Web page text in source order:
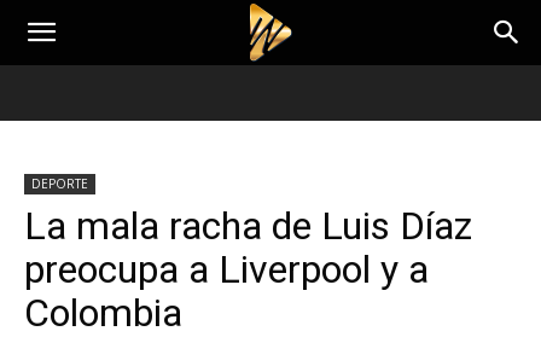
DEPORTE
La mala racha de Luis Díaz
preocupa a Liverpool y a
Colombia